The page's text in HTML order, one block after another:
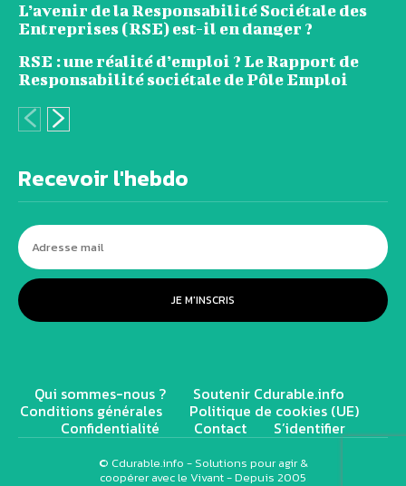
L’avenir de la Responsabilité Sociétale des
Entreprises (RSE) est-il en danger ?
RSE : une réalité d’emploi ? Le Rapport de
Responsabilité sociétale de Pôle Emploi
Recevoir l'hebdo
JE M'INSCRIS
Qui sommes-nous ? Soutenir Cdurable.info
Conditions générales Politique de cookies (UE)
Confidentialité Contact S’identifier
© Cdurable.info - Solutions pour agir &
coopérer avec le Vivant - Depuis 2005